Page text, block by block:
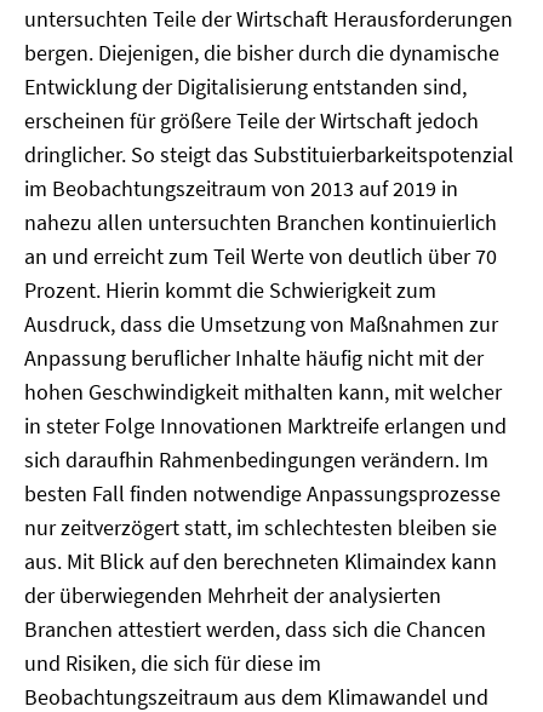
untersuchten Teile der Wirtschaft Herausforderungen
bergen. Diejenigen, die bisher durch die dynamische
Entwicklung der Digitalisierung entstanden sind,
erscheinen für größere Teile der Wirtschaft jedoch
dringlicher. So steigt das Substituierbarkeitspotenzial
im Beobachtungszeitraum von 2013 auf 2019 in
nahezu allen untersuchten Branchen kontinuierlich
an und erreicht zum Teil Werte von deutlich über 70
Prozent. Hierin kommt die Schwierigkeit zum
Ausdruck, dass die Umsetzung von Maßnahmen zur
Anpassung beruflicher Inhalte häufig nicht mit der
hohen Geschwindigkeit mithalten kann, mit welcher
in steter Folge Innovationen Marktreife erlangen und
sich daraufhin Rahmenbedingungen verändern. Im
besten Fall finden notwendige Anpassungsprozesse
nur zeitverzögert statt, im schlechtesten bleiben sie
aus. Mit Blick auf den berechneten Klimaindex kann
der überwiegenden Mehrheit der analysierten
Branchen attestiert werden, dass sich die Chancen
und Risiken, die sich für diese im
Beobachtungszeitraum aus dem Klimawandel und